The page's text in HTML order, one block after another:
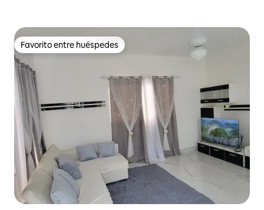
Favorito entre huéspedes
Favorito entre huéspedes